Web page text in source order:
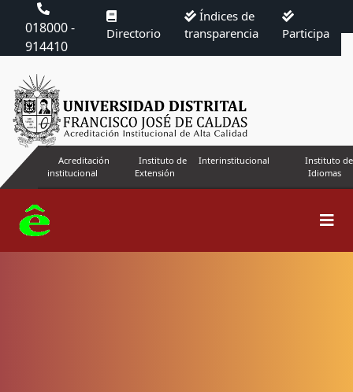
018000 -
914410
Directorio
Índices de
transparencia
Participa
Acreditación
institucional
Instituto de
Extensión
Interinstitucional
Instituto de
Idiomas